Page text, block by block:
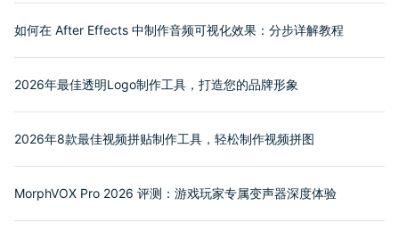
如何在 After Effects 中制作音频可视化效果：分步详解教程
2026年最佳透明Logo制作工具，打造您的品牌形象
2026年8款最佳视频拼贴制作工具，轻松制作视频拼图
MorphVOX Pro 2026 评测：游戏玩家专属变声器深度体验